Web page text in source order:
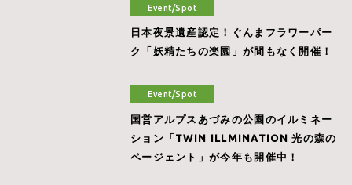
Event/Spot
日本夜景遺産認定！ぐんまフラワーパー
ク「妖精たちの楽園」が間もなく開催！
Event/Spot
国営アルプスあづみの公園のイルミネー
ション「TWIN ILLMINATION 光の森の
ページェント」が今年も開催中！